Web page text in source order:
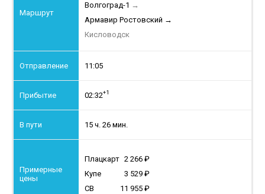
Волгоград-1 →
Армавир Ростовский →
Кисловодск
11:05
02:32+1
15 ч. 26 мин.
Плацкарт 2 266
Купе
3 529
СВ
11 955